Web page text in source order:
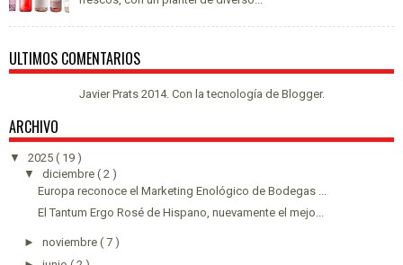
ULTIMOS COMENTARIOS
Javier Prats 2014. Con la tecnología de Blogger.
ARCHIVO
▼ 2025 ( 19 )
▼ diciembre ( 2 )
Europa reconoce el Marketing Enológico de Bodegas ...
El Tantum Ergo Rosé de Hispano, nuevamente el mejo...
► noviembre ( 7 )